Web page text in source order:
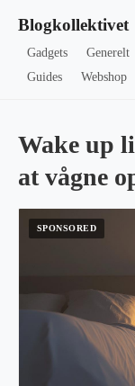
Blogkollektivet
Gadgets Generelt
Guides
Webshop
Wake up
at vågne